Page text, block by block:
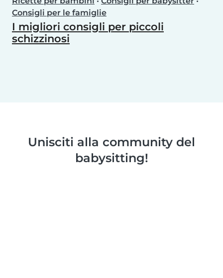
Consigli per le famiglie
I migliori consigli per piccoli
schizzinosi
Unisciti alla community del
babysitting!